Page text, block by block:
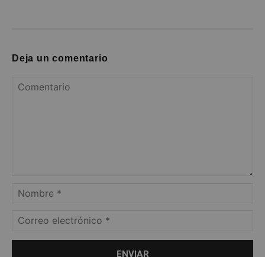
Deja un comentario